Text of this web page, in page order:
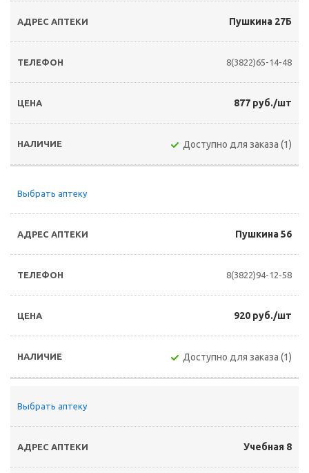
Пушкина 27Б
8(3822)65-14-48
877 руб./шт
Доступно для заказа (1)
Выбрать аптеку
Пушкина 56
8(3822)94-12-58
920 руб./шт
Доступно для заказа (1)
Выбрать аптеку
Учебная 8